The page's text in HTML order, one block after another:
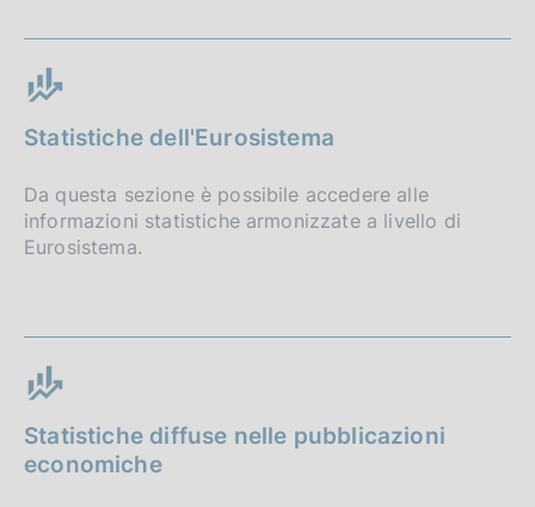
Statistiche dell'Eurosistema
Da questa sezione è possibile accedere alle
informazioni statistiche armonizzate a livello di
Eurosistema.
Statistiche diffuse nelle pubblicazioni
economiche